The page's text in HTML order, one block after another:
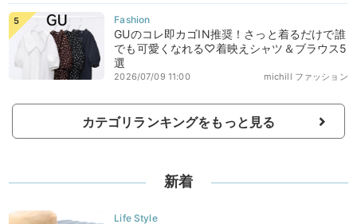
GUのコレ即カゴIN推奨！さっと着るだけで誰
でも可愛くなれる♡着映えシャツ＆ブラウス5
選
michill ファッション
2026/07/09 11:00
カテゴリランキングをもっと見る
新着